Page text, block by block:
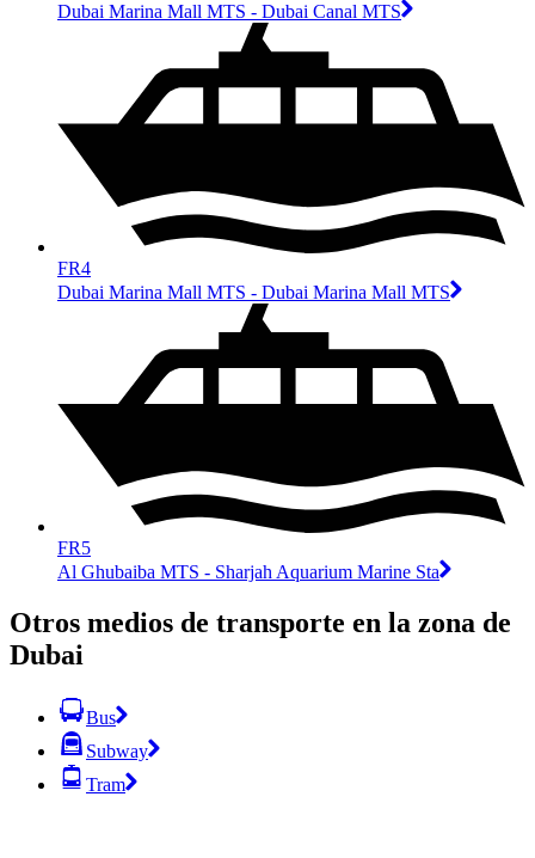
Dubai Marina Mall MTS - Dubai Canal MTS
FR4
Dubai Marina Mall MTS - Dubai Marina Mall MTS
FR5
Al Ghubaiba MTS - Sharjah Aquarium Marine Sta
Otros medios de transporte en la zona de
Dubai
Bus
Subway
Tram